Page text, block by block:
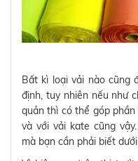
Bất kì loại vải nào cũng
định, tuy nhiên nếu như
quản thì có thể góp
và với vải kate cũng
mà bạn cần phải biết